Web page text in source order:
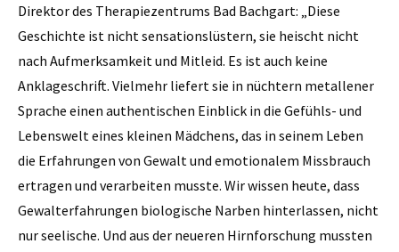
Direktor des Therapiezentrums Bad Bachgart: „Diese
Geschichte ist nicht sensationslüstern, sie heischt nicht
nach Aufmerksamkeit und Mitleid. Es ist auch keine
Anklageschrift. Vielmehr liefert sie in nüchtern metallener
Sprache einen authentischen Einblick in die Gefühls- und
Lebenswelt eines kleinen Mädchens, das in seinem Leben
die Erfahrungen von Gewalt und emotionalem Missbrauch
ertragen und verarbeiten musste. Wir wissen heute, dass
Gewalterfahrungen biologische Narben hinterlassen, nicht
nur seelische. Und aus der neueren Hirnforschung mussten